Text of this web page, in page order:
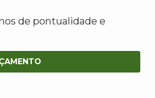
de pontualidade e